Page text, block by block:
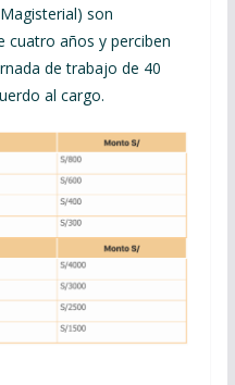
son
cuatro años y perciben
de trabajo de 40
al cargo.